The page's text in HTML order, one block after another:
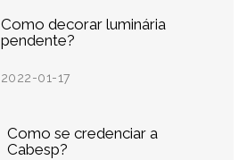
Como decorar luminária
pendente?
2022-01-17
Como se credenciar a
Cabesp?